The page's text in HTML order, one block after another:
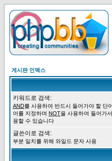
게시판 인덱스
키워드로 검색:
AND를 사용하여 반드시 들어가야 할 단
어를 지정하며 NOT을 사용하여 들어가
용할 수 있습니다
글쓴이로 검색:
부분 일치를 위해 와일드 문자 사용